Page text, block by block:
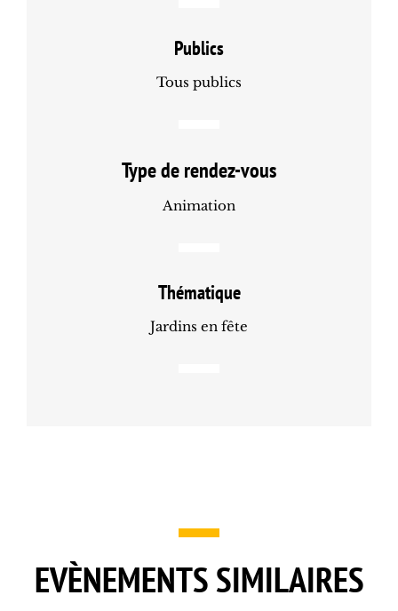
Publics
Tous publics
Type de rendez-vous
Animation
Thématique
Jardins en fête
EVÈNEMENTS SIMILAIRES